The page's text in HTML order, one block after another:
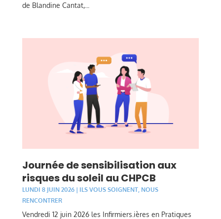
de Blandine Cantat,...
Journée de sensibilisation aux
risques du soleil au CHPCB
LUNDI 8 JUIN 2026| ILS VOUS SOIGNENT, NOUS
RENCONTRER
Vendredi 12 juin 2026 les Infirmiers.ières en Pratiques